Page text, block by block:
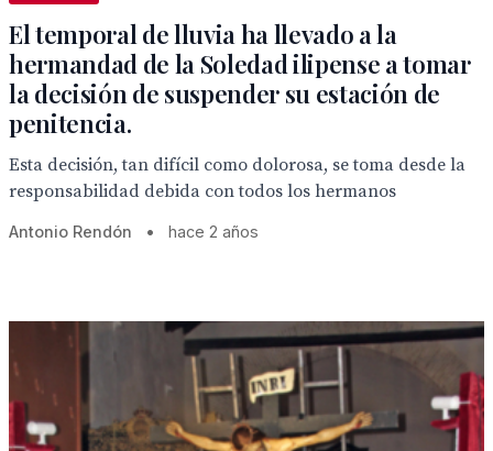
El temporal de lluvia ha llevado a la
hermandad de la Soledad ilipense a tomar
la decisión de suspender su estación de
penitencia.
Esta decisión, tan difícil como dolorosa, se toma desde la
responsabilidad debida con todos los hermanos
Antonio Rendón • hace 2 años